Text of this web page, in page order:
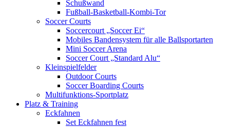
Schußwand
Fußball-Basketball-Kombi-Tor
Soccer Courts
Soccercourt „Soccer Ei“
Mobiles Bandensystem für alle Ballsportarten
Mini Soccer Arena
Soccer Court „Standard Alu“
Kleinspielfelder
Outdoor Courts
Soccer Boarding Courts
Multifunktions-Sportplatz
Platz & Training
Eckfahnen
Set Eckfahnen fest